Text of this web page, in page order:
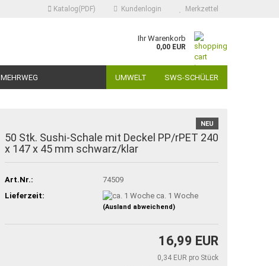
Katalog(PDF) Kundenlogin Merkzettel
Ihr Warenkorb
0,00 EUR
MEHRWEG UMWELT SWS-SCHÜLER
NEU
50 Stk. Sushi-Schale mit Deckel PP/rPET 240
x 147 x 45 mm schwarz/klar
Art.Nr.:
74509
Lieferzeit:
ca. 1 Woche
(Ausland abweichend)
16,99 EUR
0,34 EUR pro Stück